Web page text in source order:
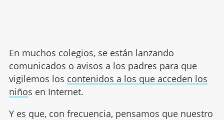
En muchos colegios, se están lanzando
comunicados o avisos a los padres para que
vigilemos los contenidos a los que acceden los
niños en Internet.
Y es que, con frecuencia, pensamos que nuestro